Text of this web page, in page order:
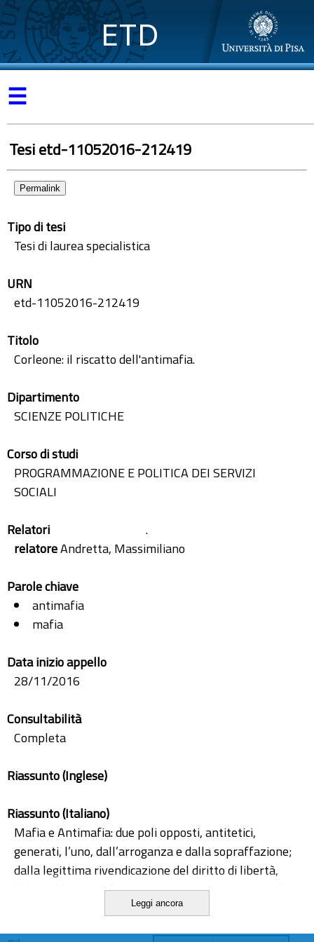
ETD
☰
Tesi etd-11052016-212419
Permalink
Tipo di tesi
Tesi di laurea specialistica
URN
etd-11052016-212419
Titolo
Corleone: il riscatto dell'antimafia.
Dipartimento
SCIENZE POLITICHE
Corso di studi
PROGRAMMAZIONE E POLITICA DEI SERVIZI
SOCIALI
Relatori
.
relatoreAndretta, Massimiliano
Parole chiave
antimafia
mafia
Data inizio appello
28/11/2016
Consultabilità
Completa
Riassunto (Inglese)
Riassunto (Italiano)
Mafia e Antimafia: due poli opposti, antitetici,
generati, l’uno, dall’arroganza e dalla sopraffazione;
dalla legittima rivendicazione del diritto di libertà,
l’altro. Il lavoro si focalizza, in una prima parte, sulle
origini del fenomeno mafioso, radicate nel sistema
Leggi ancora